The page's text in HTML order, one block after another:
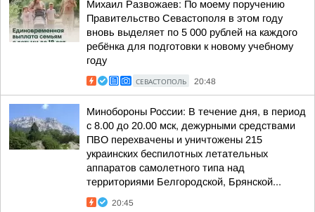
Михаил Развожаев: По моему поручению
Правительство Севастополя в этом году
вновь выделяет по 5 000 рублей на каждого
ребёнка для подготовки к новому учебному
году
СЕВАСТОПОЛЬ 20:48
Минобороны России: В течение дня, в период
с 8.00 до 20.00 мск, дежурными средствами
ПВО перехвачены и уничтожены 215
украинских беспилотных летательных
аппаратов самолетного типа над
территориями Белгородской, Брянской...
20:45